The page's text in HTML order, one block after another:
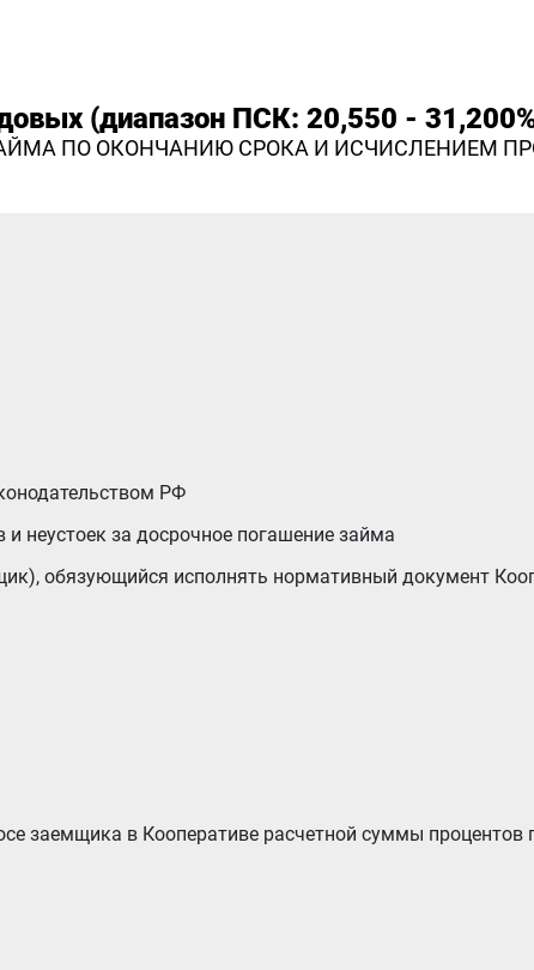
(диапазон ПСК: 20,550 -
ПО ОКОНЧАНИЮ СРОКА И ИСЧИСЛЕНИЕМ
РФ
неустоек за досрочное погашение займа